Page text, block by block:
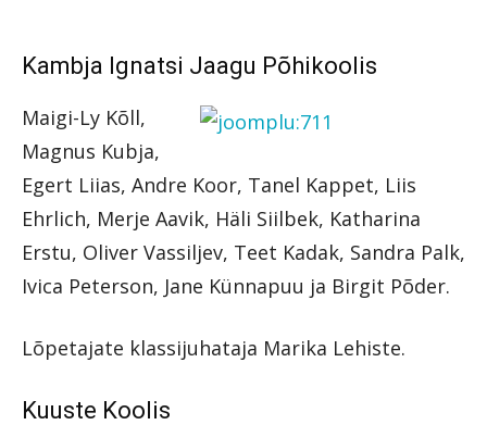
Kambja Ignatsi Jaagu Põhikoolis
Maigi-Ly Kõll,
Magnus Kubja,
Egert Liias, Andre Koor, Tanel Kappet, Liis
Ehrlich, Merje Aavik, Häli Siilbek, Katharina
Erstu, Oliver Vassiljev, Teet Kadak, Sandra Palk,
Ivica Peterson, Jane Künnapuu ja Birgit Põder.
Lõpetajate klassijuhataja Marika Lehiste.
Kuuste Koolis